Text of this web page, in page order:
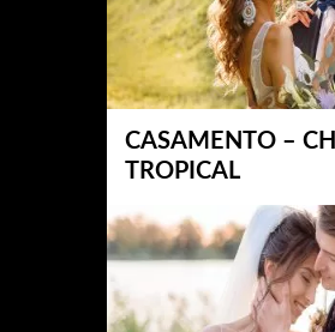
CASAMENTO –
TROPICAL